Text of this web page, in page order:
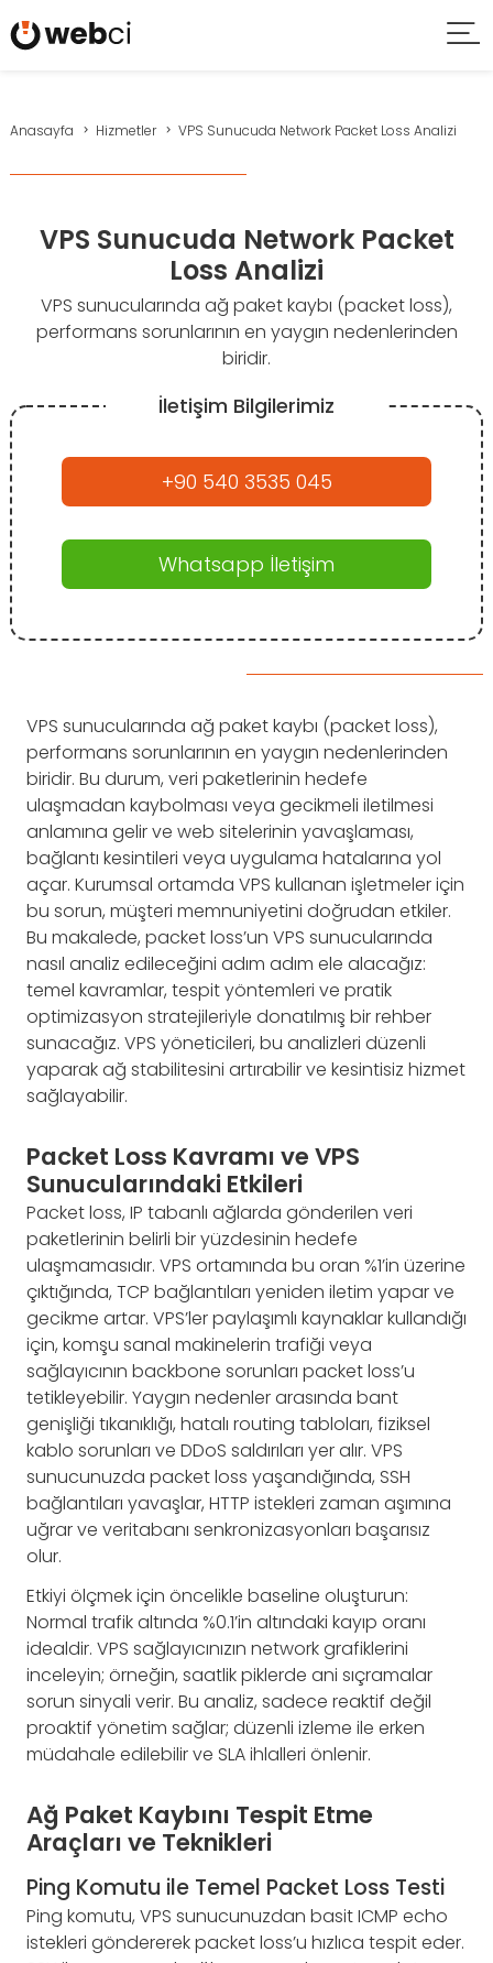
Anasayfa Hizmetler VPS Sunucuda Network Packet Loss Analizi
VPS Sunucuda Network Packet
Loss Analizi
VPS sunucularında ağ paket kaybı (packet loss),
performans sorunlarının en yaygın nedenlerinden
biridir.
İletişim Bilgilerimiz
+90 540 3535 045
Whatsapp İletişim
VPS sunucularında ağ paket kaybı (packet loss),
performans sorunlarının en yaygın nedenlerinden
biridir. Bu durum, veri paketlerinin hedefe
ulaşmadan kaybolması veya gecikmeli iletilmesi
anlamına gelir ve web sitelerinin yavaşlaması,
bağlantı kesintileri veya uygulama hatalarına yol
açar. Kurumsal ortamda VPS kullanan işletmeler için
bu sorun, müşteri memnuniyetini doğrudan etkiler.
Bu makalede, packet loss’un VPS sunucularında
nasıl analiz edileceğini adım adım ele alacağız:
temel kavramlar, tespit yöntemleri ve pratik
optimizasyon stratejileriyle donatılmış bir rehber
sunacağız. VPS yöneticileri, bu analizleri düzenli
yaparak ağ stabilitesini artırabilir ve kesintisiz hizmet
sağlayabilir.
Packet Loss Kavramı ve VPS
Sunucularındaki Etkileri
Packet loss, IP tabanlı ağlarda gönderilen veri
paketlerinin belirli bir yüzdesinin hedefe
ulaşmamasıdır. VPS ortamında bu oran %1’in üzerine
çıktığında, TCP bağlantıları yeniden iletim yapar ve
gecikme artar. VPS’ler paylaşımlı kaynaklar kullandığı
için, komşu sanal makinelerin trafiği veya
sağlayıcının backbone sorunları packet loss’u
tetikleyebilir. Yaygın nedenler arasında bant
genişliği tıkanıklığı, hatalı routing tabloları, fiziksel
kablo sorunları ve DDoS saldırıları yer alır. VPS
sunucunuzda packet loss yaşandığında, SSH
bağlantıları yavaşlar, HTTP istekleri zaman aşımına
uğrar ve veritabanı senkronizasyonları başarısız
olur.
Etkiyi ölçmek için öncelikle baseline oluşturun:
Normal trafik altında %0.1’in altındaki kayıp oranı
idealdir. VPS sağlayıcınızın network grafiklerini
inceleyin; örneğin, saatlik piklerde ani sıçramalar
sorun sinyali verir. Bu analiz, sadece reaktif değil
proaktif yönetim sağlar; düzenli izleme ile erken
müdahale edilebilir ve SLA ihlalleri önlenir.
Ağ Paket Kaybını Tespit Etme
Araçları ve Teknikleri
Ping Komutu ile Temel Packet Loss Testi
Ping komutu, VPS sunucunuzdan basit ICMP echo
istekleri göndererek packet loss’u hızlıca tespit eder.